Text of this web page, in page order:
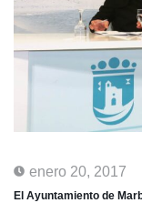
enero 20, 2017
El Ayuntamiento de